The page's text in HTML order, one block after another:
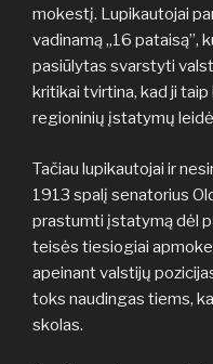
mokestį. Lupikautojai
vadinamą „16 pataisą”,
pasiūlytas svarstyti
kritikai tvirtina, kad ji
regioninių įstatymų
Tačiau lupikautojai ir
1913 spalį senatorius
prastumti įstatymą dėl
teisės tiesiogiai
apeinant valstijų
toks naudingas tiems,
skolas.